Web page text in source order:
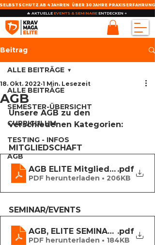
SELBSTSCHUTZ AB 4 JAHREN ÜBER 30 JAHRE PRAXISERFAHRUNG
🔥 AKTUELLE EVENTS & SEMINARE ENTDECKEN →
Beitrag
ALLE BEITRÄGE
SEMESTER-ÜBERSICHT
CURRICULUM
TESTING - INFOS
AGB
ALLE BEITRÄGE
AGB
18. Okt. 2022 1 Min. Lesezeit
Unsere AGB zu den
verschiedenen Kategorien:
MITGLIEDSCHAFT
AGB ELITE Mitgliedschaft,
.pdf
PDF herunterladen • 206KB
SEMINAR/EVENTS
AGB, ELITE SEMINARE .pdf
PDF herunterladen • 184KB